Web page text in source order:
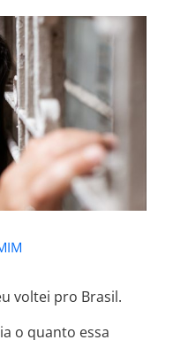
CASA, EM MIM
voltei pro Brasil.
o quanto essa